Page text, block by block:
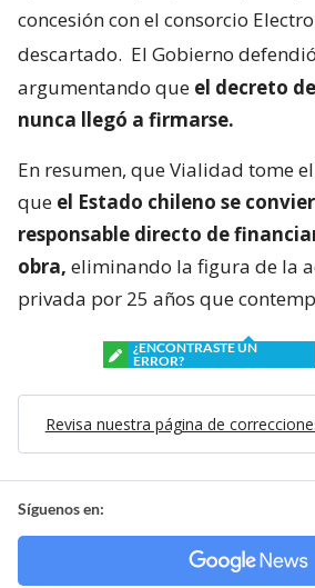
concesión con el consorcio
descartado. El Gobierno
argumentando que el decreto
nunca llegó a firmarse.
En resumen, que Vialidad tome
que el Estado chileno se
responsable directo de
obra, eliminando la figura de la
privada por 25 años que
¿ENCONTRASTE UN
ERROR?
Revisa nuestra página de
Síguenos en: